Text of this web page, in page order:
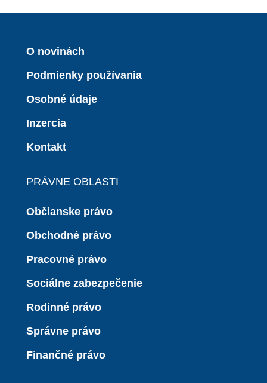
O novinách
Podmienky používania
Osobné údaje
Inzercia
Kontakt
PRÁVNE OBLASTI
Občianske právo
Obchodné právo
Pracovné právo
Sociálne zabezpečenie
Rodinné právo
Správne právo
Finančné právo